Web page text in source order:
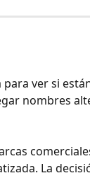
ver si
nombres
La